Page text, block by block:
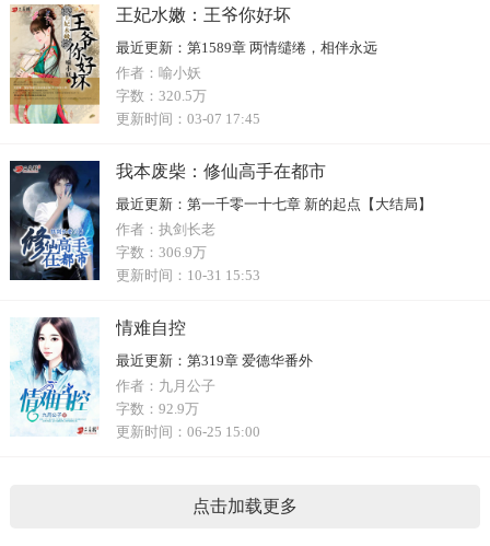
王妃水嫩：王爷你好坏
最近更新： 第1589章 两情缱绻，相伴永远
作者： 喻小妖
字数： 320.5万
更新时间： 03-07 17:45
我本废柴：修仙高手在都市
最近更新： 第一千零一十七章 新的起点【大结局】
作者： 执剑长老
字数： 306.9万
更新时间： 10-31 15:53
情难自控
最近更新： 第319章 爱德华番外
作者： 九月公子
字数： 92.9万
更新时间： 06-25 15:00
点击加载更多